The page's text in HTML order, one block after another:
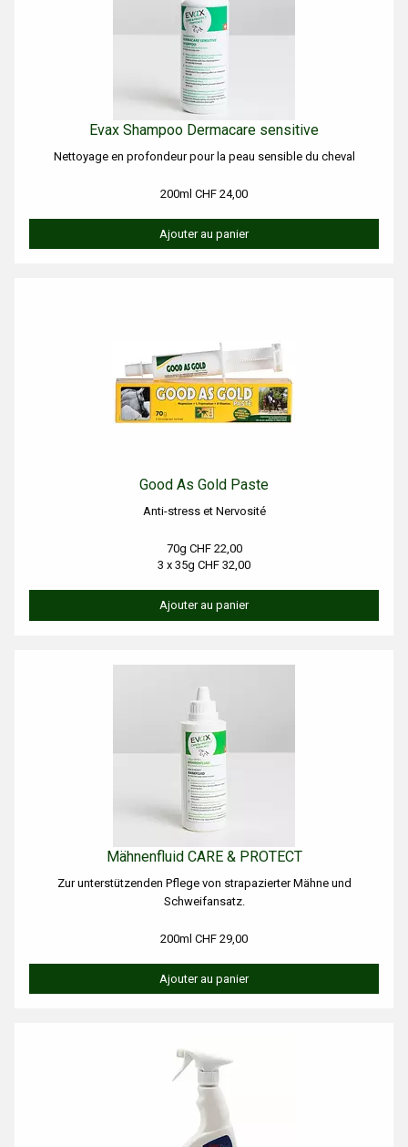
Evax Shampoo Dermacare sensitive
Nettoyage en profondeur pour la peau sensible du cheval
200ml CHF 24,00
Ajouter au panier
Good As Gold Paste
Anti-stress et Nervosité
70g CHF 22,00
3 x 35g CHF 32,00
Ajouter au panier
Mähnenfluid CARE & PROTECT
Zur unterstützenden Pflege von strapazierter Mähne und
Schweifansatz.
200ml CHF 29,00
Ajouter au panier